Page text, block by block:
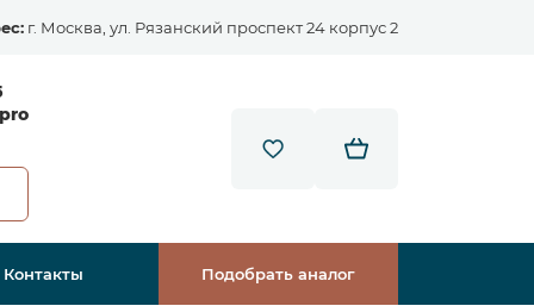
г. Москва, ул. Рязанский проспект 24 корпус 2
Контакты Подобрать аналог